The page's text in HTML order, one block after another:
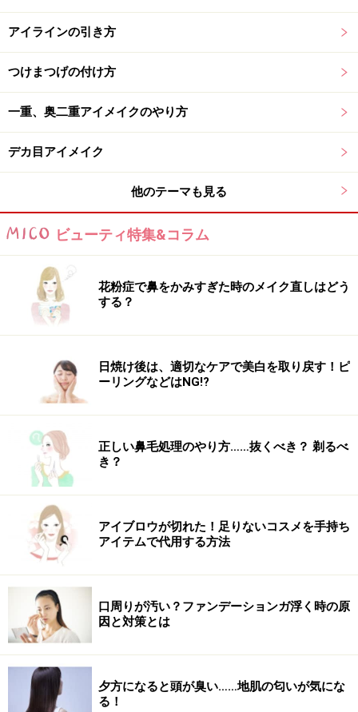
細く！が鉄則！
黒のリキッドアイライナーで、目のキワに細くアイライ
奥二重さんは、太く引くと、メイクが濃く、不自然に見
えてしまいます。
4. 目尻のラインを下げて、ややたれ目に見
せる
たれ目にすることで柔らかな印象に。
目を開けた状態で、目尻の延長線上、下向きにラインを
引きのばします。こうする事で、たれ目に見え、切れ長
の目を優しく、柔らかな雰囲気に見せる事ができます。
5. まつ毛の隙間と粘膜部分を埋める
黒目を大きくみせよう。
奥二重さんは目を開けた時に、まつ毛の生え際が見える
ので、まつ毛の隙間とピンクに見える粘膜部分をアイラ
イナーで黒く塗りつぶします。
アイラインの引き方
つけまつげの付け方
一重、奥二重アイメイクのやり方
デカ目アイメイク
他のテーマも見る
ビューティ特集&コラム
花粉症で鼻をかみすぎた時のメイク直しはどう
する？
日焼け後は、適切なケアで美白を取り戻す！ピ
ーリングなどはNG!?
正しい鼻毛処理のやり方……抜くべき？ 剃るべ
き？
アイブロウが切れた！足りないコスメを手持ち
アイテムで代用する方法
口周りが汚い？ファンデーションガ浮く時の原
因と対策とは
夕方になると頭が臭い……地肌の匂いが気にな
る！